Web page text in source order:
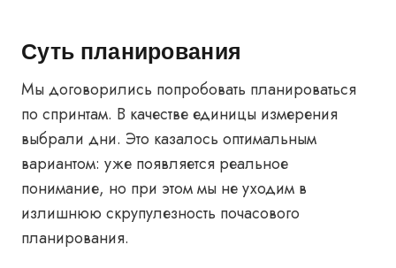
Суть планирования
Мы договорились попробовать планироваться
по спринтам. В качестве единицы измерения
выбрали дни. Это казалось оптимальным
вариантом: уже появляется реальное
понимание, но при этом мы не уходим в
излишнюю скрупулезность почасового
планирования.